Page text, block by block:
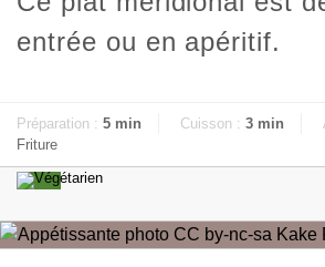
entrée ou en apéritif.
Préparation : 5 min Cuisson : 3 min
Friture